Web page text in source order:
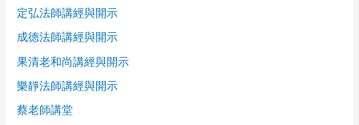
定弘法師講經與開示
成德法師講經與開示
果清老和尚講經與開示
樂靜法師講經與開示
蔡老師講堂